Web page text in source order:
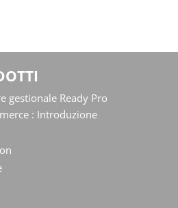
gestionale Ready Pro
: Introduzione